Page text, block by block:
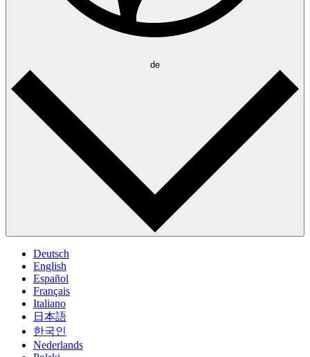
de
Deutsch
English
Español
Français
Italiano
日本語
한국인
Nederlands